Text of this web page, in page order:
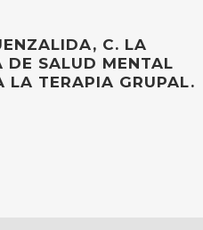
C. LA
DE SALUD MENTAL
LA TERAPIA GRUPAL.